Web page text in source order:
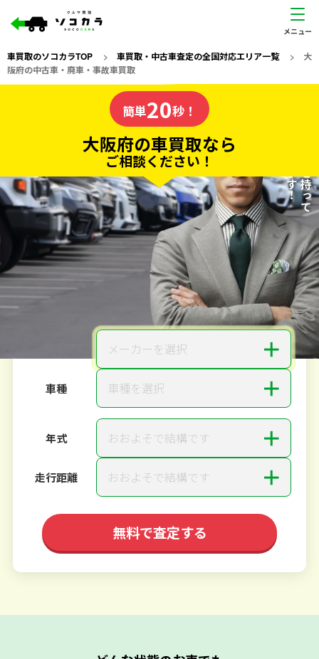
車買取のソコカラTOP > 車買取・中古車査定の全国対応エリア一覧> 大
阪府の中古車・廃車・事故車買取
の車買取なら
ソコカラの
電話か出張か、高い方の査定を提案。
だから高価買取!
私たちが責任を持って
査定いたします！
簡単20秒！
大阪府の車買取なら
ご相談ください！
20秒で入力完了！
無料で カンタンWeb査定
ご依頼いただいたお車を丁寧に査定いたします
メーカーを選択 ＋
車種 車種を選択 ＋
年式 おおよそで結構です ＋
走行距離 おおよそで結構です ＋
無料で査定する